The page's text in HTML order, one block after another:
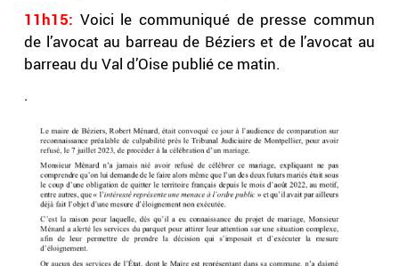
11h15: Voici le communiqué de presse commun
de l’avocat au barreau de Béziers et de l’avocat au
barreau du Val d’Oise publié ce matin.
.